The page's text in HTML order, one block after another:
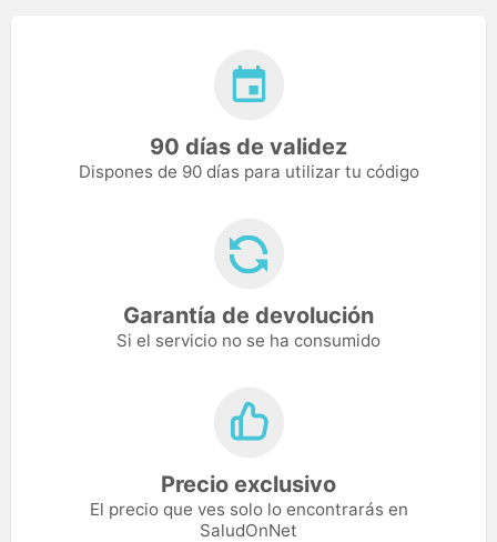
90 días de validez
Dispones de 90 días para utilizar tu código
Garantía de devolución
Si el servicio no se ha consumido
Precio exclusivo
El precio que ves solo lo encontrarás en
SaludOnNet